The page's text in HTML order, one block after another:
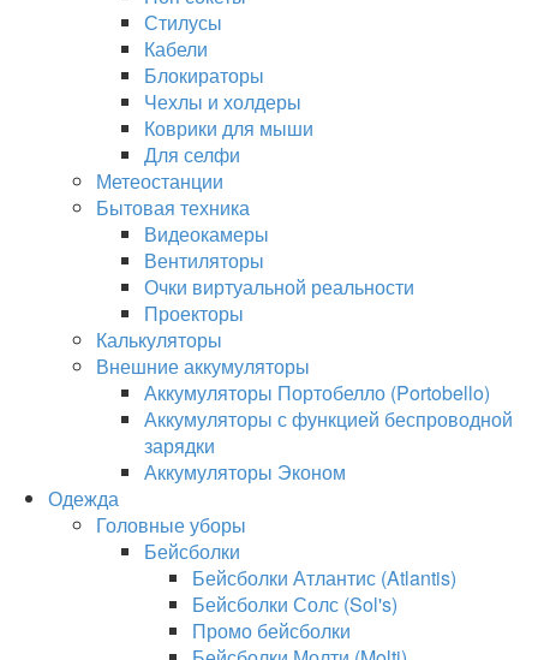
Стилусы
Кабели
Блокираторы
Чехлы и холдеры
Коврики для мыши
Для селфи
Метеостанции
Бытовая техника
Видеокамеры
Вентиляторы
Очки виртуальной реальности
Проекторы
Калькуляторы
Внешние аккумуляторы
Аккумуляторы Портобелло (Portobello)
Аккумуляторы с функцией беспроводной
зарядки
Аккумуляторы Эконом
Одежда
Головные уборы
Бейсболки
Бейсболки Атлантис (Atlantis)
Бейсболки Солс (Sol's)
Промо бейсболки